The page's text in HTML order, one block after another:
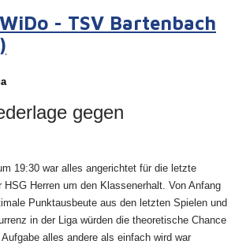
- TSV Bartenbach
gegen
19:30 war alles angerichtet für die letzte
HSG Herren um den Klassenerhalt. Von Anfang
Punktausbeute aus den letzten Spielen und
in der Liga würden die theoretische Chance
alles andere als einfach wird war